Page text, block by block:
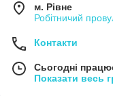
м. Рівне
Робітничий
Контакти
Сьогодні
Показати весь